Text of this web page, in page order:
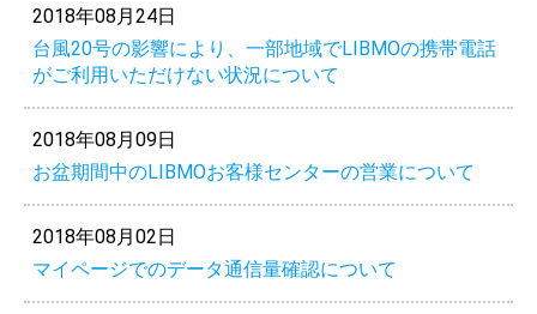
2018年08月24日
台風20号の影響により、一部地域でLIBMOの携帯電話
がご利用いただけない状況について
2018年08月09日
お盆期間中のLIBMOお客様センターの営業について
2018年08月02日
マイページでのデータ通信量確認について